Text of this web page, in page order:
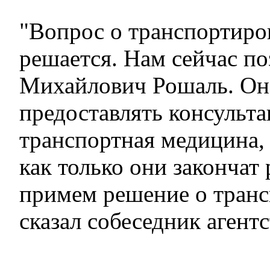
"Вопрос о
решается. Нам сейчас
Михайлович Рошаль. Он
предоставлять
транспортная
как только они
примем решение о
сказал собеседник